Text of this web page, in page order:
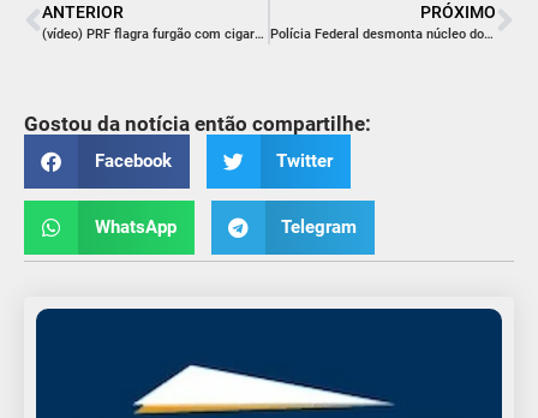
ANTERIOR
(vídeo) PRF flagra furgão com cigarros contrabandeados do Paraguai e R$ 88 mil em dinheiro
PRÓXIMO
Polícia Federal desmonta núcleo do tráfico internacional de drogas que atuava nos portos de Santa Catarina
Gostou da notícia então compartilhe:
Facebook Twitter
WhatsApp Telegram